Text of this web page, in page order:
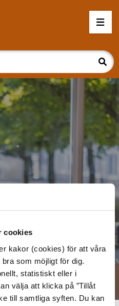
cookies
kakor (cookies) för att våra
som möjligt för dig.
statistiskt eller i
välja att klicka på ”Tillåt
till samtliga syften. Du kan